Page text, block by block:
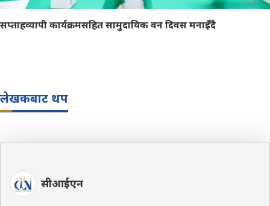
सप्ताहव्यापी कार्यक्रमसहित सामुदायिक वन दिवस मनाइँदै
लेखकबाट थप
सीआईएन